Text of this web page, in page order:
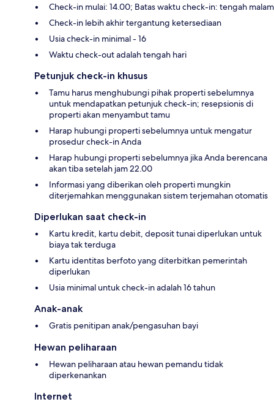
Check-in mulai: 14.00; Batas waktu check-in: tengah malam
Check-in lebih akhir tergantung ketersediaan
Usia check-in minimal - 16
Waktu check-out adalah tengah hari
Petunjuk check-in khusus
Tamu harus menghubungi pihak properti sebelumnya
untuk mendapatkan petunjuk check-in; resepsionis di
properti akan menyambut tamu
Harap hubungi properti sebelumnya untuk mengatur
prosedur check-in Anda
Harap hubungi properti sebelumnya jika Anda berencana
akan tiba setelah jam 22.00
Informasi yang diberikan oleh properti mungkin
diterjemahkan menggunakan sistem terjemahan otomatis
Diperlukan saat check-in
Kartu kredit, kartu debit, deposit tunai diperlukan untuk
biaya tak terduga
Kartu identitas berfoto yang diterbitkan pemerintah
diperlukan
Usia minimal untuk check-in adalah 16 tahun
Anak-anak
Gratis penitipan anak/pengasuhan bayi
Hewan peliharaan
Hewan peliharaan atau hewan pemandu tidak
diperkenankan
Internet